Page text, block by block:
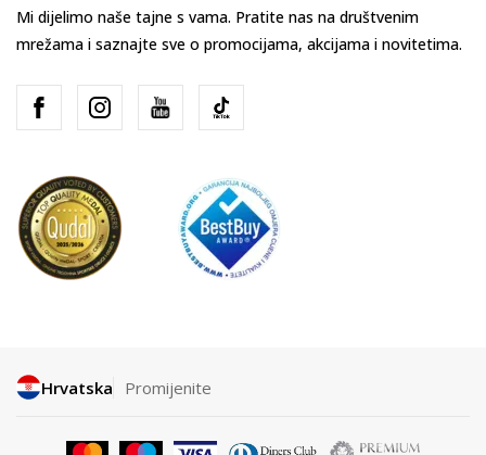
Mi dijelimo naše tajne s vama. Pratite nas na društvenim
mrežama i saznajte sve o promocijama, akcijama i novitetima.
Hrvatska Promijenite